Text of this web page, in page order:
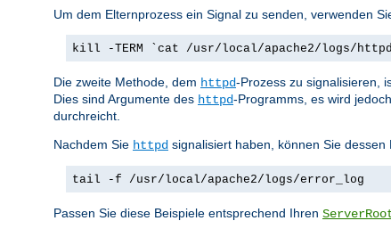
Um dem Elternprozess ein Signal zu senden, verwenden
kill -TERM `cat /usr/local/apache2/logs/
Die zweite Methode, dem httpd-Prozess zu signalisieren,
Dies sind Argumente des httpd-Programms, es wird
durchreicht.
Nachdem Sie httpd signalisiert haben, können Sie
tail -f /usr/local/apache2/logs/error_log
Passen Sie diese Beispiele entsprechend Ihren